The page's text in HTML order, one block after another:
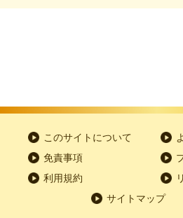
このサイトについて
免責事項
利用規約
サイトマップ